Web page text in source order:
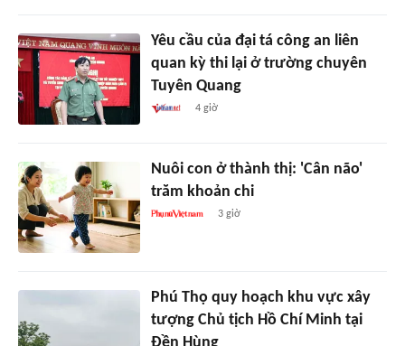
Yêu cầu của đại tá công an liên
quan kỳ thi lại ở trường chuyên
Tuyên Quang
4 giờ
Nuôi con ở thành thị: 'Cân não'
trăm khoản chi
3 giờ
Phú Thọ quy hoạch khu vực xây
tượng Chủ tịch Hồ Chí Minh tại